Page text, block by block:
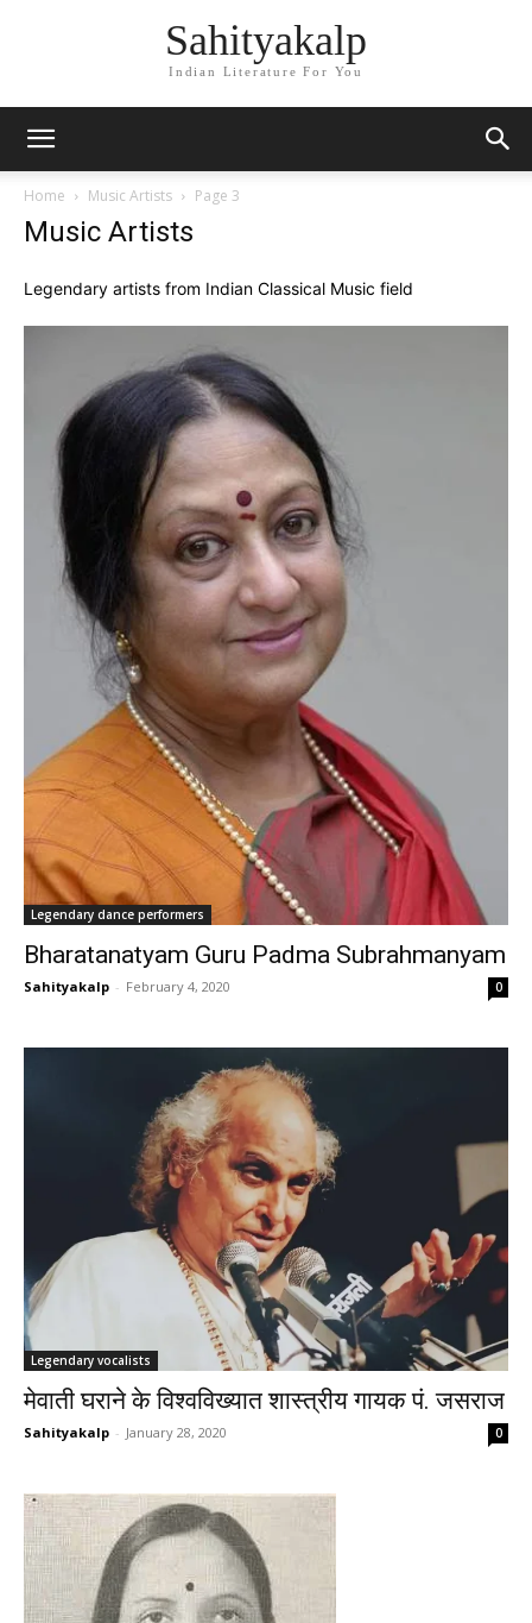
Sahityakalp
Indian Literature For You
Home Music Artists Page 3
Music Artists
Legendary artists from Indian Classical Music field
Legendary dance performers
Bharatanatyam Guru Padma Subrahmanyam
Sahityakalp - February 4, 2020 0
Legendary vocalists
मेवाती घराने के विश्वविख्यात शास्त्रीय गायक पं. जसराज
Sahityakalp - January 28, 2020 0